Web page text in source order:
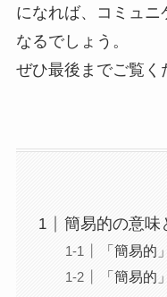
になれば、コミュ
なるでしょう。
ぜひ最後までご覧く
簡易的の意味
「簡易的
「簡易的